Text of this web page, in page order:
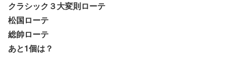
クラシック３大変則ローテ
松国ローテ
総帥ローテ
あと1個は？